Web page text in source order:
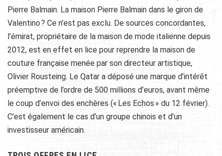
Pierre Balmain. La maison Pierre Balmain dans le giron de
Valentino ? Ce n’est pas exclu. De sources concordantes,
l’émirat, propriétaire de la maison de mode italienne depuis
2012, est en effet en lice pour reprendre la maison de
couture française menée par son directeur artistique,
Olivier Rousteing. Le Qatar a déposé une marque d’intérêt
préemptive de l’ordre de 500 millions d’euros, avant même
le coup d’envoi des enchères (« Les Echos » du 12 février).
C’est également le cas d’un groupe chinois et d’un
investisseur américain.